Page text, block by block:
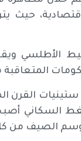
حيث
القرن
السكاني
موسم الصيف من